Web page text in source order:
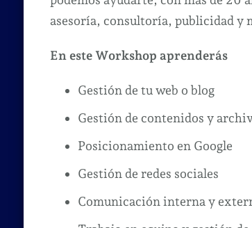
asesoría, consultoría, publicidad y
En este Workshop aprenderás
Gestión de tu web o blog
Gestión de contenidos y
Posicionamiento en Google
Gestión de redes sociales
Comunicación interna y